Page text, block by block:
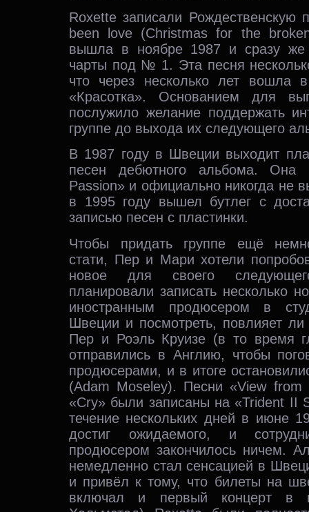
Roxette записали Рождественскую
been love (Christmas for the
вышла в ноябре 1987 и сразу
чарты под № 1. Эта песня
что через несколько лет вошла
«Красотка». Основанием для
послужило желание поддержать
группе до выхода их следующего
В 1987 году в Швеции выходит
песен дебютного альбома. Она
Passion» и официально никогда не
в 1995 году вышел бутлег с
записью песен с пластинки.
Чтобы придать группе ещё
стати, Пер и Мари хотели
новое для своего
планировали записать несколько
иностранным продюсером в
Швеции и посмотреть, повлияет ли
Пер и Роэль Круизе (в то время
отправились в Англию, чтобы
продюсерами, и в итоге
(Adam Moseley). Песни «View
«Cry» были записаны на «Trident II
течение нескольких дней в июне
достиг ожидаемого, и
продюсером закончилось ничем.
немедленно стал сенсацией в
и привёл к тому, что билеты на
включал и первый концерт в